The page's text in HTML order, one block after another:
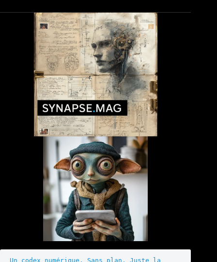
Un codex numérique. Sans plan. Juste la